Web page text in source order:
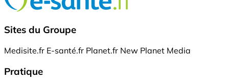
Sites du Groupe
Medisite.fr E-santé.fr Planet.fr New Planet Media
Pratique